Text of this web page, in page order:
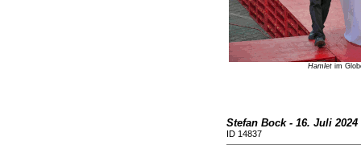
Hamletim
Stefan Bock - 16. Juli 2024
ID 14837